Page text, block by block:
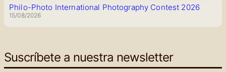
Philo-Photo International Photography Contest 2026
15/08/2026
Suscríbete a nuestra newsletter